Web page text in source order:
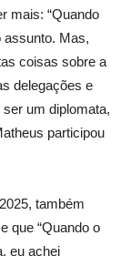
mais: “Quando
assunto. Mas,
coisas sobre a
delegações e
um diplomata,
participou
também
que “Quando o
eu achei